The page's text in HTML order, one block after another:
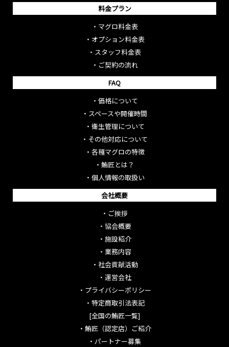
料金プラン
・ マグロ料金表
・ オプション料金表
・ スタッフ料金表
・ ご契約の流れ
FAQ
・ 価格について
・ スペースや開催時間
・ 衛生管理について
・ その他対応について
・ 各種マグロの特徴
・ 鮪匠とは？
・ 個人情報の取扱い
会社概要
・ ご挨拶
・ 協会概要
・ 施設紹介
・ 業務内容
・ 社会貢献活動
・ 運営会社
・ プライバシーポリシー
・ 特定商取引法表記
[全国の鮪匠一覧]
・ 鮪匠（認定店）ご紹介
・ パートナー募集